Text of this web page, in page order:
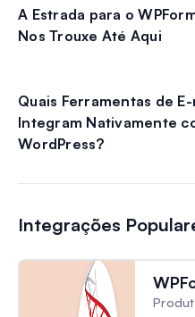
A Estrada para o
Nos Trouxe Até Aqui
Quais Ferramentas de
Integram Nativamente
WordPress?
Integrações